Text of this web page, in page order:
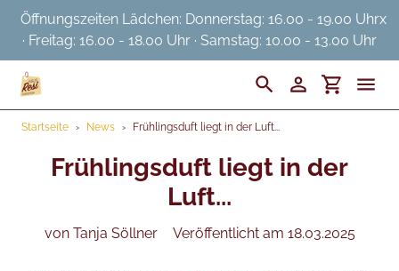
Direkt
zum
Inhalt
Öffnungszeiten Lädchen: Donnerstag: 16.00 - 19.00 Uhr
· Freitag: 16.00 - 18.00 Uhr · Samstag: 10.00 - 13.00 Uhr
x
SuchenEinloggen
Ostermarkt
Startseite › News › Frühlingsduft liegt in der Luft...
Frühlingsduft liegt in der
Luft...
von Tanja Söllner Veröffentlicht am 18.03.2025